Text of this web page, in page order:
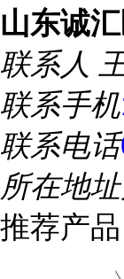
山东诚
联系人
联系手机
联系电话
所在地址
推荐产品